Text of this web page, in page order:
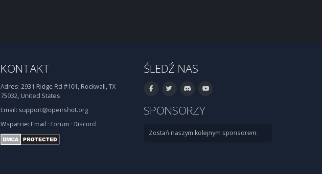
KONTAKT
Adres: 2931 Ridge Rd #101, Rockwall, TX
75032, United States
Email: support@openshot.org
Wsparcie: Email · Forum · Discord
ŚLEDŹ NAS
SPONSORZY
Zostań naszym kolejnym sponsorem.